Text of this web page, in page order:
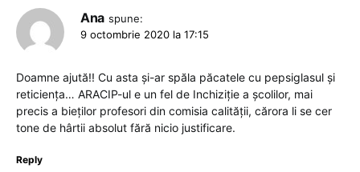
Ana spune:
9 octombrie 2020 la 17:15
Doamne ajută!! Cu asta și-ar spăla păcatele cu pepsiglasul și
reticiența… ARACIP-ul e un fel de Inchiziție a școlilor, mai
precis a bieților profesori din comisia calității, cărora li se cer
tone de hârtii absolut fără nicio justificare.
Reply